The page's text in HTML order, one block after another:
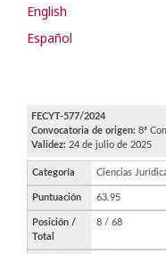
English
Español